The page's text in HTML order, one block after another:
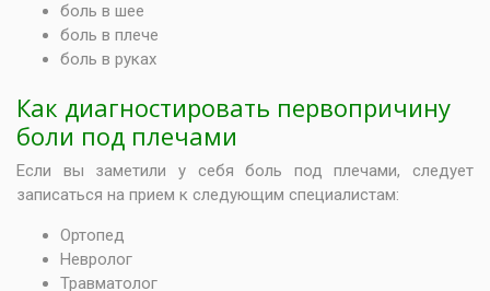
боль в шее
боль в плече
боль в руках
Как диагностировать первопричину
боли под плечами
Если вы заметили у себя боль под плечами, следует
записаться на прием к следующим специалистам:
Ортопед
Невролог
Травматолог